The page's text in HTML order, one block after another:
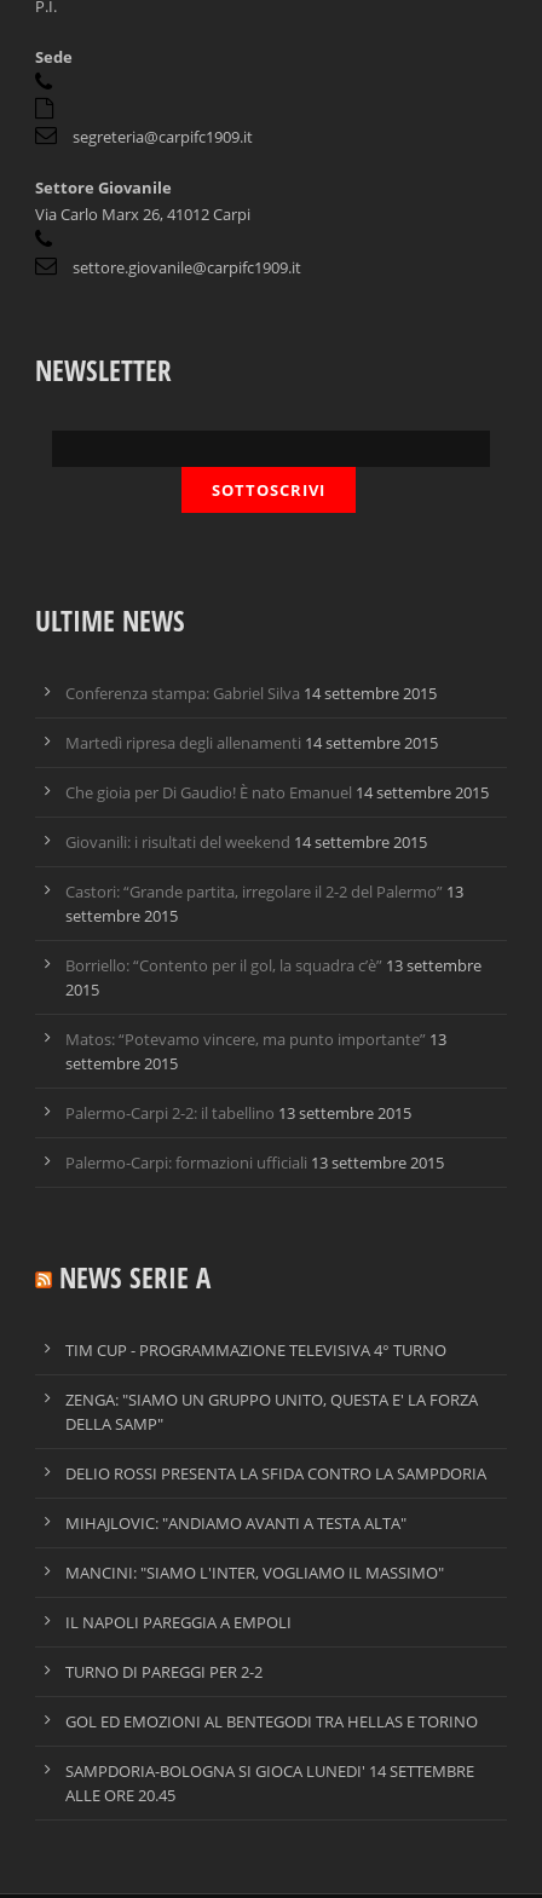
P.I.
Sede
segreteria@carpifc1909.it
Settore Giovanile
Via Carlo Marx 26, 41012 Carpi
settore.giovanile@carpifc1909.it
NEWSLETTER
ULTIME NEWS
Conferenza stampa: Gabriel Silva 14 settembre 2015
Martedì ripresa degli allenamenti 14 settembre 2015
Che gioia per Di Gaudio! È nato Emanuel 14 settembre 2015
Giovanili: i risultati del weekend 14 settembre 2015
Castori: “Grande partita, irregolare il 2-2 del Palermo” 13
settembre 2015
Borriello: “Contento per il gol, la squadra c’è” 13 settembre
2015
Matos: “Potevamo vincere, ma punto importante” 13
settembre 2015
Palermo-Carpi 2-2: il tabellino 13 settembre 2015
Palermo-Carpi: formazioni ufficiali 13 settembre 2015
NEWS SERIE A
TIM CUP - PROGRAMMAZIONE TELEVISIVA 4° TURNO
ZENGA: "SIAMO UN GRUPPO UNITO, QUESTA E' LA FORZA
DELLA SAMP"
DELIO ROSSI PRESENTA LA SFIDA CONTRO LA SAMPDORIA
MIHAJLOVIC: "ANDIAMO AVANTI A TESTA ALTA"
MANCINI: "SIAMO L'INTER, VOGLIAMO IL MASSIMO"
IL NAPOLI PAREGGIA A EMPOLI
TURNO DI PAREGGI PER 2-2
GOL ED EMOZIONI AL BENTEGODI TRA HELLAS E TORINO
SAMPDORIA-BOLOGNA SI GIOCA LUNEDI' 14 SETTEMBRE
ALLE ORE 20.45